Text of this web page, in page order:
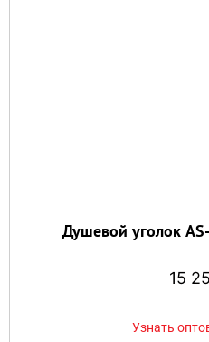
Душевой уголок
15
Узнать